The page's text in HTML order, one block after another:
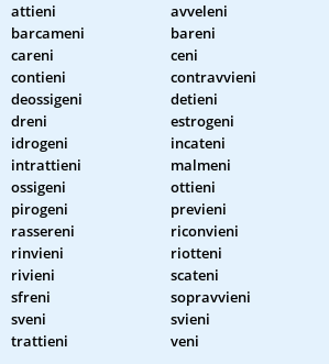
attieni
avveleni
barcameni
bareni
careni
ceni
contieni
contravvieni
deossigeni
detieni
dreni
estrogeni
idrogeni
incateni
intrattieni
malmeni
ossigeni
ottieni
pirogeni
previeni
rassereni
riconvieni
rinvieni
riotteni
rivieni
scateni
sfreni
sopravvieni
sveni
svieni
trattieni
veni